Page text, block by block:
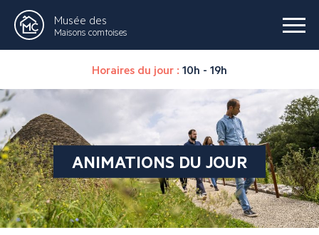
Musée des
Maisons comtoises
Horaires du jour : 10h - 19h
ANIMATIONS DU JOUR